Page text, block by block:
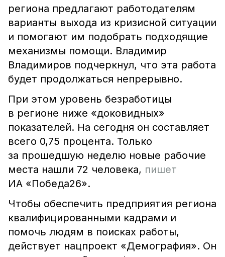
региона предлагают работодателям
варианты выхода из кризисной ситуации
и помогают им подобрать подходящие
механизмы помощи. Владимир
Владимиров подчеркнул, что эта работа
будет продолжаться непрерывно.
При этом уровень безработицы
в регионе ниже «доковидных»
показателей. На сегодня он составляет
всего 0,75 процента. Только
за прошедшую неделю новые рабочие
места нашли 72 человека, пишет
ИА «Победа26».
Чтобы обеспечить предприятия региона
квалифицированными кадрами и
помочь людям в поисках работы,
действует нацпроект «Демография». Он